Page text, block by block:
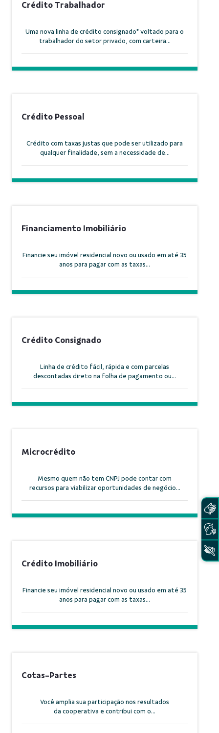
Crédito Trabalhador
Uma nova linha de crédito consignado* voltado para o
trabalhador do setor privado, com carteira...
Crédito Pessoal
Crédito com taxas justas que pode ser utilizado para
qualquer finalidade, sem a necessidade de...
Financiamento Imobiliário
Financie seu imóvel residencial novo ou usado em até 35
anos para pagar com as taxas...
Crédito Consignado
Linha de crédito fácil, rápida e com parcelas
descontadas direto na folha de pagamento ou...
Microcrédito
Mesmo quem não tem CNPJ pode contar com
recursos para viabilizar oportunidades de negócio...
Crédito Imobiliário
Financie seu imóvel residencial novo ou usado em até 35
anos para pagar com as taxas...
Cotas-Partes
Você amplia sua participação nos resultados
da cooperativa e contribui com o...